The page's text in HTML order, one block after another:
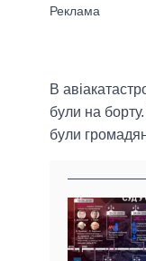
В
були на
були